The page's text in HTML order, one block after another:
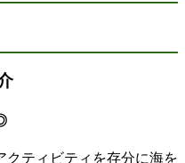
クティビティを存分に海を